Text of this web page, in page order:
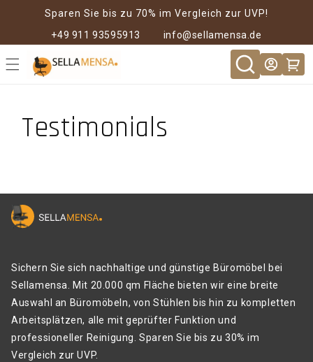
Sparen Sie bis zu 70% im Vergleich zur UVP!
+49 911 93595913
info@sellamensa.de
Testimonials
Sichern Sie sich nachhaltige und günstige Büromöbel bei
Sellamensa. Mit 20.000 qm Fläche bieten wir eine breite
Auswahl an Büromöbeln, von Stühlen bis hin zu kompletten
Arbeitsplätzen, alle mit geprüfter Funktion und
professioneller Reinigung. Sparen Sie bis zu 30% im
Vergleich zur UVP.